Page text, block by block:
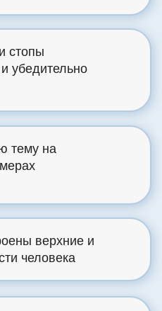
верхние и
человека
стопы
убедительно
тему на